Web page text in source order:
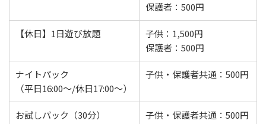
保護者：500円
【休日】1日遊び放題
子供：1,500円
保護者：500円
ナイトパック
（平日16:00～/休日17:00～）
子供・保護者共通：500円
お試しパック（30分） 子供・保護者共通：500円